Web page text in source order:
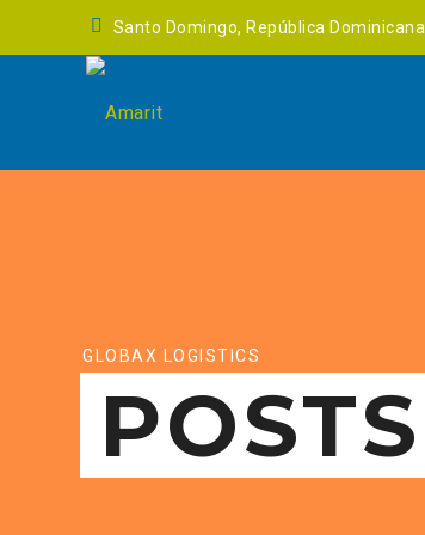
Santo Domingo, República Dominicana
GLOBAX LOGISTICS
POSTS